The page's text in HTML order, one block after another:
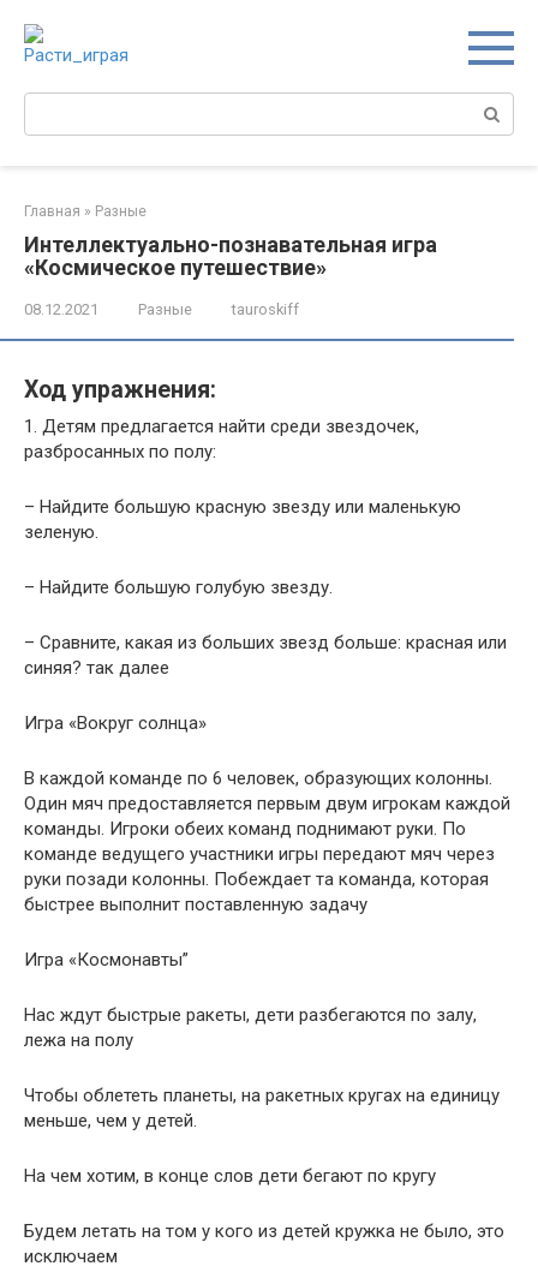
контенту
Поиск:
Главная » Разные
Интеллектуально-познавательная игра
«Космическое путешествие»
08.12.2021 Разные tauroskiff
Ход упражнения:
1. Детям предлагается найти среди звездочек,
разбросанных по полу:
– Найдите большую красную звезду или маленькую
зеленую.
– Найдите большую голубую звезду.
– Сравните, какая из больших звезд больше: красная или
синяя? так далее
Игра «Вокруг солнца»
В каждой команде по 6 человек, образующих колонны.
Один мяч предоставляется первым двум игрокам каждой
команды. Игроки обеих команд поднимают руки. По
команде ведущего участники игры передают мяч через
руки позади колонны. Побеждает та команда, которая
быстрее выполнит поставленную задачу
Игра «Космонавты”
Нас ждут быстрые ракеты, дети разбегаются по залу,
лежа на полу
Чтобы облететь планеты, на ракетных кругах на единицу
меньше, чем у детей.
На чем хотим, в конце слов дети бегают по кругу
Будем летать на том у кого из детей кружка не было, это
исключаем